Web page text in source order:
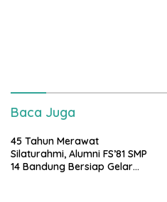
Baca Juga
45 Tahun Merawat
Silaturahmi, Alumni FS’81 SMP
14 Bandung Bersiap Gelar